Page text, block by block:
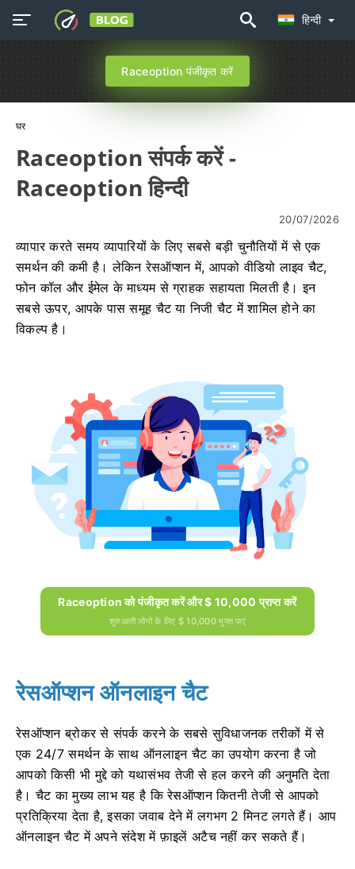
हिन्दी
Raceoption पंजीकृत करें
घर
Raceoption संपर्क करें -
Raceoption हिन्दी
20/07/2026
व्यापार करते समय व्यापारियों के लिए सबसे बड़ी चुनौतियों में से एक
समर्थन की कमी है। लेकिन रेसऑप्शन में, आपको वीडियो लाइव चैट,
फोन कॉल और ईमेल के माध्यम से ग्राहक सहायता मिलती है। इन
सबसे ऊपर, आपके पास समूह चैट या निजी चैट में शामिल होने का
विकल्प है।
Raceoption को पंजीकृत करें और $ 10,000 प्राप्त करें
शुरुआती लोगों के लिए $ 10,000 मुफ्त पाएं
रेसऑप्शन ऑनलाइन चैट
रेसऑप्शन ब्रोकर से संपर्क करने के सबसे सुविधाजनक तरीकों में से
एक 24/7 समर्थन के साथ ऑनलाइन चैट का उपयोग करना है जो
आपको किसी भी मुद्दे को यथासंभव तेजी से हल करने की अनुमति देता
है।चैट का मुख्य लाभ यह है कि रेसऑप्शन कितनी तेजी से आपको
प्रतिक्रिया देता है, इसका जवाब देने में लगभग 2 मिनट लगते हैं।आप
ऑनलाइन चैट में अपने संदेश में फ़ाइलें अटैच नहीं कर सकते हैं।